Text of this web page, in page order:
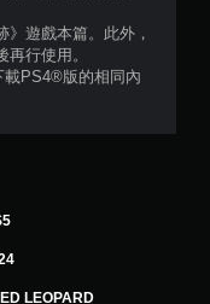
遊戲本篇。此外，
行使用。
PS4®版的相同內
LEOPARD